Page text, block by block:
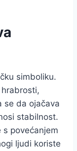
simboliku.
se da ojačava
stabilnost.
povećanjem
ljudi koriste